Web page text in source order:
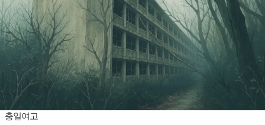
충일여고